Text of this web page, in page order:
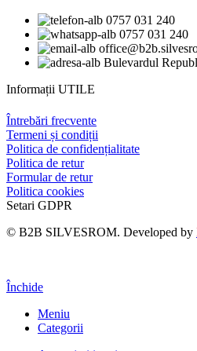
0757 031 240
0757 031 240
Bulevardul
Informații UTILE
Întrebări frecvente
Termeni și condiții
Politica de confidențialitate
Politica de retur
Formular de retur
Politica cookies
Setari GDPR
© B2B SILVESROM. Developed by
Închide
Meniu
Categorii